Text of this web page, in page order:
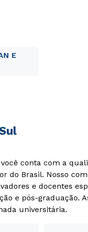
E
conta com a
do Brasil. Nosso
e docentes
e pós-graduação.
universitária.